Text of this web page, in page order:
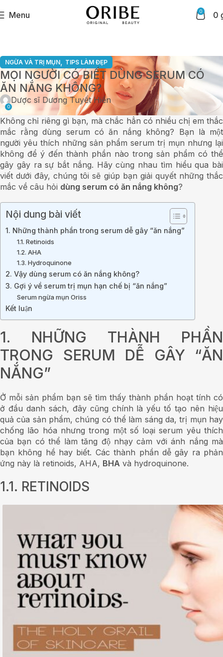
Menu 0 0
NGỪA VÀ TRỊ MỤN, TIPS LÀM ĐẸP
MỌI NGƯỜI CÓ BIẾT DÙNG SERUM CÓ
ĂN NẮNG KHÔNG?
Dược sĩ Dương Tuyết Hiền
0
Không chỉ riêng gì bạn, mà chắc hẳn có nhiều chị em thắc
mắc rằng dùng serum có ăn nắng không? Bạn là một
người yêu thích những sản phẩm serum trị mụn nhưng lại
không để ý đến thành phần nào trong sản phẩm có thể
gây gây ra sự bắt nắng. Hãy cùng nhau tìm hiểu qua bài
viết dưới đây, chúng tôi sẽ giúp bạn giải quyết những thắc
mắc về câu hỏi dùng serum có ăn nắng không?
Nội dung bài viết
1. Những thành phần trong serum dễ gây “ăn nắng”
1.1. Retinoids
1.2. AHA
1.3. Hydroquinone
2. Vậy dùng serum có ăn nắng không?
3. Gợi ý về serum trị mụn hạn chế bị “ăn nắng”
Serum ngừa mụn Oriss
Kết luận
1. NHỮNG THÀNH PHẦN
TRONG SERUM DỄ GÂY “ĂN
NẮNG”
Ở mỗi sản phẩm bạn sẽ tìm thấy thành phần hoạt tính có
ở đầu danh sách, đây cũng chính là yếu tố tạo nên hiệu
quả của sản phẩm, chúng có thể làm sáng da, trị mụn hay
chống lão hóa nhưng trong một số loại serum yêu thích
của bạn có thể làm tăng độ nhạy cảm với ánh nắng mà
bạn không hề hay biết. Các thành phần dễ gây ra phản
ứng này là retinoids, AHA, BHA và hydroquinone.
1.1. RETINOIDS